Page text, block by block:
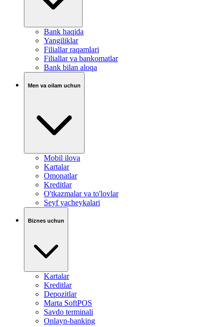
Bank haqida
Yangiliklar
Filiallar raqamlari
Filiallar va bankomatlar
Bank bilan aloqa
Men va oilam uchun
Mobil ilova
Kartalar
Omonatlar
Kreditlar
O'tkazmalar va to'lovlar
Seyf yacheykalari
Biznes uchun
Kartalar
Kreditlar
Depozitlar
Marta SoftPOS
Savdo terminali
Onlayn-banking